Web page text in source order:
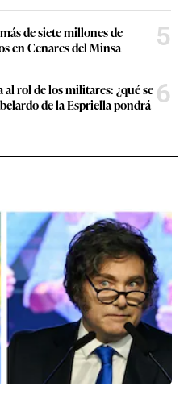
de siete millones de
en Cenares del Minsa
5
rol de los militares: ¿qué se
de la Espriella pondrá 6